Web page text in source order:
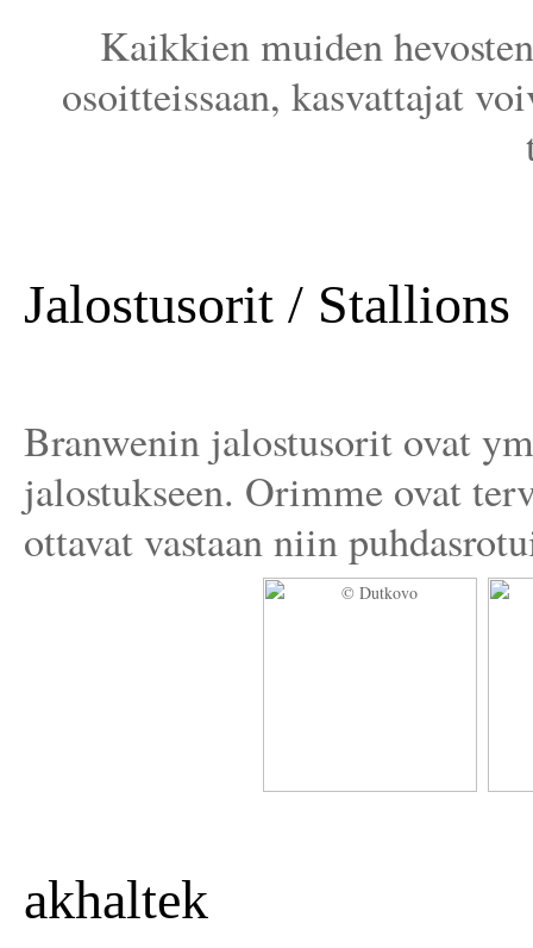
Kaikkien muiden
osoitteissaan, kasvattajat
Jalostusorit / Stallions
Branwenin jalostusorit ovat
jalostukseen. Orimme ovat
ottavat vastaan niin
akhaltek